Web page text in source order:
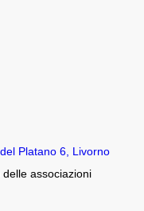
Platano 6, Livorno
associazioni